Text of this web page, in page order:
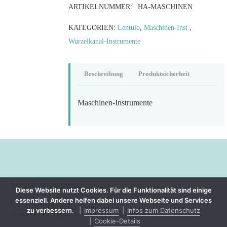
ARTIKELNUMMER: HA-MASCHINEN
KATEGORIEN:Lentulo,Maschinen-Inst.,
Wurzelkanal-Instrumente
Beschreibung Produktsicherheit
Maschinen-Instrumente
VOSS DENTAL
©VOSS DENTAL2026
Created by BPR*DESIGN
·Impressum· Datenschutz
Diese Website nutzt Cookies. Für die Funktionalität sind einige
essenziell. Andere helfen dabei unsere Webseite und Services
zu verbessern.
Impressum
Infos zum Datenschutz
Cookie-Details